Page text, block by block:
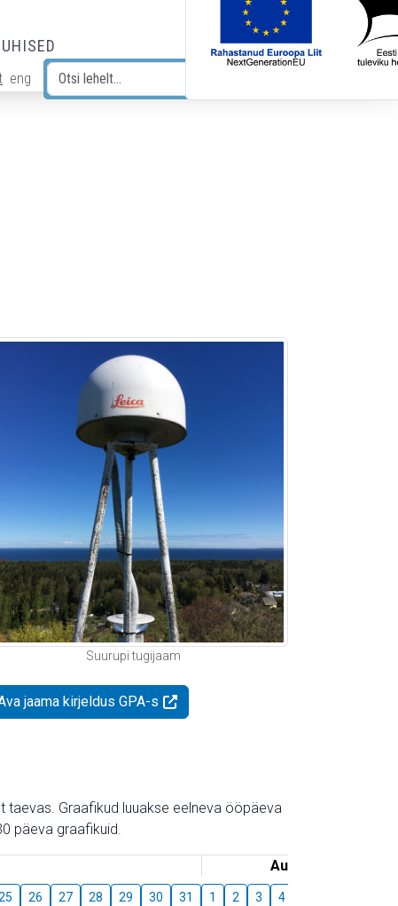
eng
Suurupi tugijaam
jaama kirjeldus GPA-s
taevas. Graafikud luuakse eelneva ööpäeva
päeva graafikuid.
August
26 27 28 29 30 31 1 2 3 4